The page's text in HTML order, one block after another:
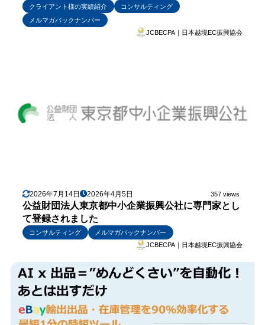
クライアント様の実績紹介
コンサルティング
メルマガバックナンバー
JCBECPA｜日本越境EC振興協会
2026年7月14日 2026年4月5日 357 views
公益財団法人東京都中小企業振興公社に専門家とし
て登録されました
コンサルティング
メルマガバックナンバー
JCBECPA｜日本越境EC振興協会